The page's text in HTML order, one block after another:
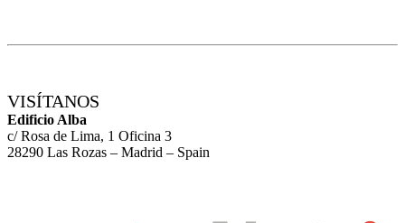
VISÍTANOS
Edificio Alba
c/ Rosa de Lima, 1 Oficina 3
28290 Las Rozas – Madrid – Spain